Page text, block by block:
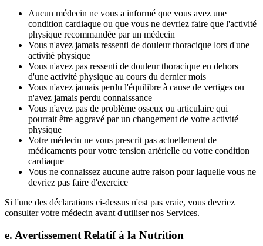
Aucun médecin ne vous a informé que vous avez une
condition cardiaque ou que vous ne devriez faire que l'activité
physique recommandée par un médecin
Vous n'avez jamais ressenti de douleur thoracique lors d'une
activité physique
Vous n'avez pas ressenti de douleur thoracique en dehors
d'une activité physique au cours du dernier mois
Vous n'avez jamais perdu l'équilibre à cause de vertiges ou
n'avez jamais perdu connaissance
Vous n'avez pas de problème osseux ou articulaire qui
pourrait être aggravé par un changement de votre activité
physique
Votre médecin ne vous prescrit pas actuellement de
médicaments pour votre tension artérielle ou votre condition
cardiaque
Vous ne connaissez aucune autre raison pour laquelle vous ne
devriez pas faire d'exercice
Si l'une des déclarations ci-dessus n'est pas vraie, vous devriez
consulter votre médecin avant d'utiliser nos Services.
e. Avertissement Relatif à la Nutrition